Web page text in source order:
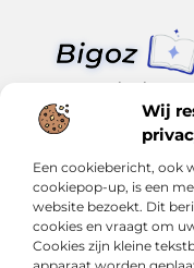
Wij
Een cookiebericht, ook
cookiepop-up, is een
website bezoekt. Dit
cookies en vraagt om
Cookies zijn kleine
Van klein nieuws
Lees inspirerende
Bericht categorie
Onze informatie